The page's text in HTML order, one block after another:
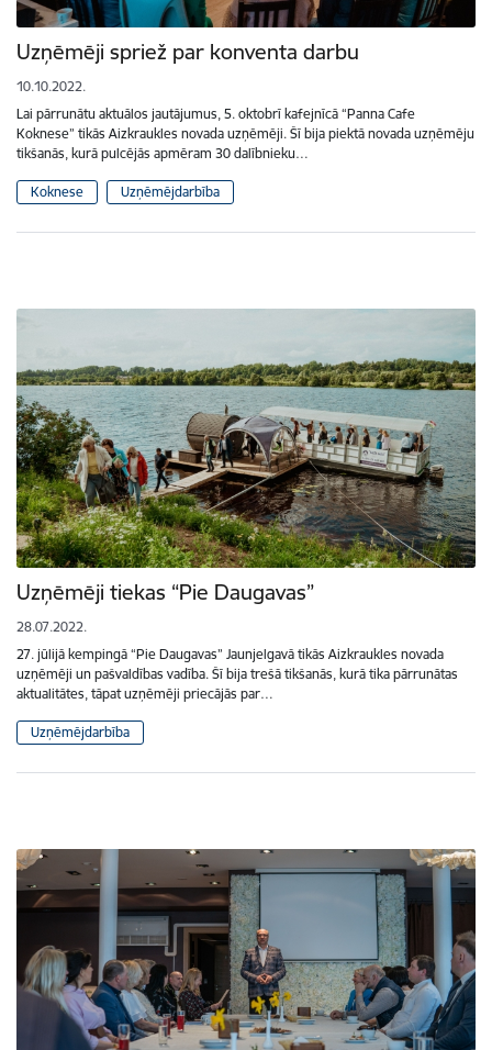
Uzņēmēji spriež par konventa darbu
10.10.2022.
Lai pārrunātu aktuālos jautājumus, 5. oktobrī kafejnīcā “Panna Cafe
Koknese” tikās Aizkraukles novada uzņēmēji. Šī bija piektā novada uzņēmēju
tikšanās, kurā pulcējās apmēram 30 dalībnieku…
Koknese Uzņēmējdarbība
Uzņēmēji tiekas “Pie Daugavas”
28.07.2022.
27. jūlijā kempingā “Pie Daugavas” Jaunjelgavā tikās Aizkraukles novada
uzņēmēji un pašvaldības vadība. Šī bija trešā tikšanās, kurā tika pārrunātas
aktualitātes, tāpat uzņēmēji priecājās par…
Uzņēmējdarbība